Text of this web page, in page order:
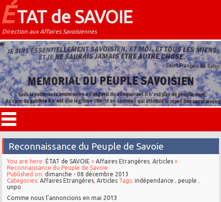
ÉTAT de SAVOIE
Direction aux Affaires Savoisiennes
Reconnaissance du Peuple de Savoie
You are here: ÉTAT de SAVOIE »Affaires Etrangères,Articles »
Reconnaissance du Peuple de Savoie
Published on:dimanche - 08 décembre 2013
Categories:Affaires Etrangères,Articles Tags:indépendance ,peuple ,
unpo
Comme nous l’annoncions en mai 2013